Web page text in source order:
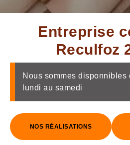
Entreprise
Reculfoz
Nous sommes disponnibles
lundi au samedi
NOS RÉALISATIONS